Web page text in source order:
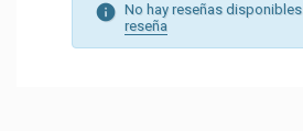
No hay reseñas disponibles
reseña